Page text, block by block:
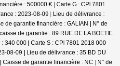
: 500000 € | Carte G : CPI 7801
: 2023-08-09 | Lieu de délivrance :
de garantie financière : GALIAN | N° de
de garantie : 89 RUE DE LA BOETIE
340 000 | Carte S : CPI 7801 2018 000
08-09 | Lieu de délivrance : 35 BD DU
Caisse de garantie financière : NC | N° de